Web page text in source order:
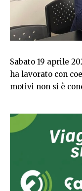
Sabato 19 aprile
ha lavorato con
motivi non si è